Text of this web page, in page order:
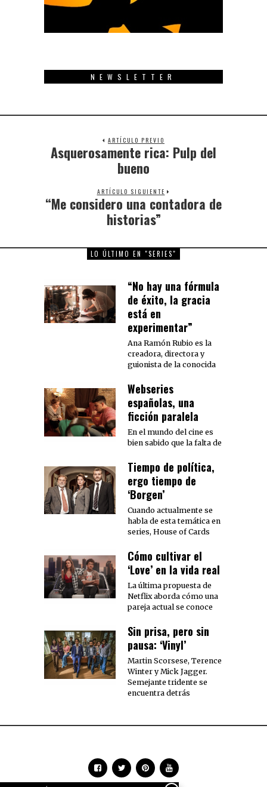
NEWSLETTER
ARTÍCULO PREVIO
Previous
Asquerosamente rica: Pulp del
bueno
ARTÍCULO SIGUIENTE
Next
post:
“Me considero una contadora de
historias”
LO ÚLTIMO EN "SERIES"
“No hay una fórmula
de éxito, la gracia
está en
experimentar”
Ana Ramón Rubio es la
creadora, directora y
guionista de la conocida
Webseries
españolas, una
ficción paralela
En el mundo del cine es
bien sabido que la falta de
Tiempo de política,
ergo tiempo de
‘Borgen’
Cuando actualmente se
habla de esta temática en
series, House of Cards
Cómo cultivar el
‘Love’ en la vida real
La última propuesta de
Netflix aborda cómo una
pareja actual se conoce
Sin prisa, pero sin
pausa: ‘Vinyl’
Martin Scorsese, Terence
Winter y Mick Jagger.
Semejante tridente se
encuentra detrás